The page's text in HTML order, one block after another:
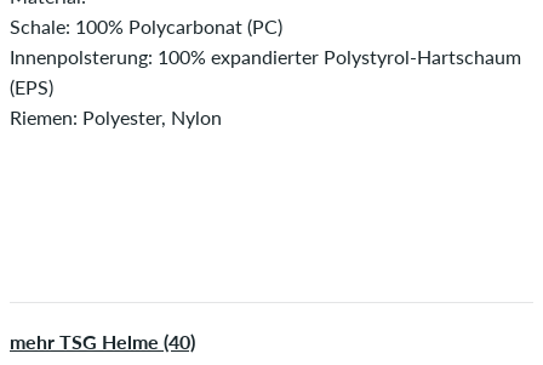
Schale: 100% Polycarbonat (PC)
Innenpolsterung: 100% expandierter Polystyrol-Hartschaum
(EPS)
Riemen: Polyester, Nylon
mehr TSG Helme (40)